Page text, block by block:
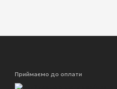
Приймаємо до оплати